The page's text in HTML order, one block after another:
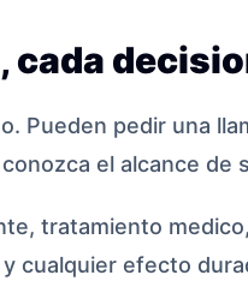
cada
Pueden pedir una
el alcance de
tratamiento
cualquier efecto